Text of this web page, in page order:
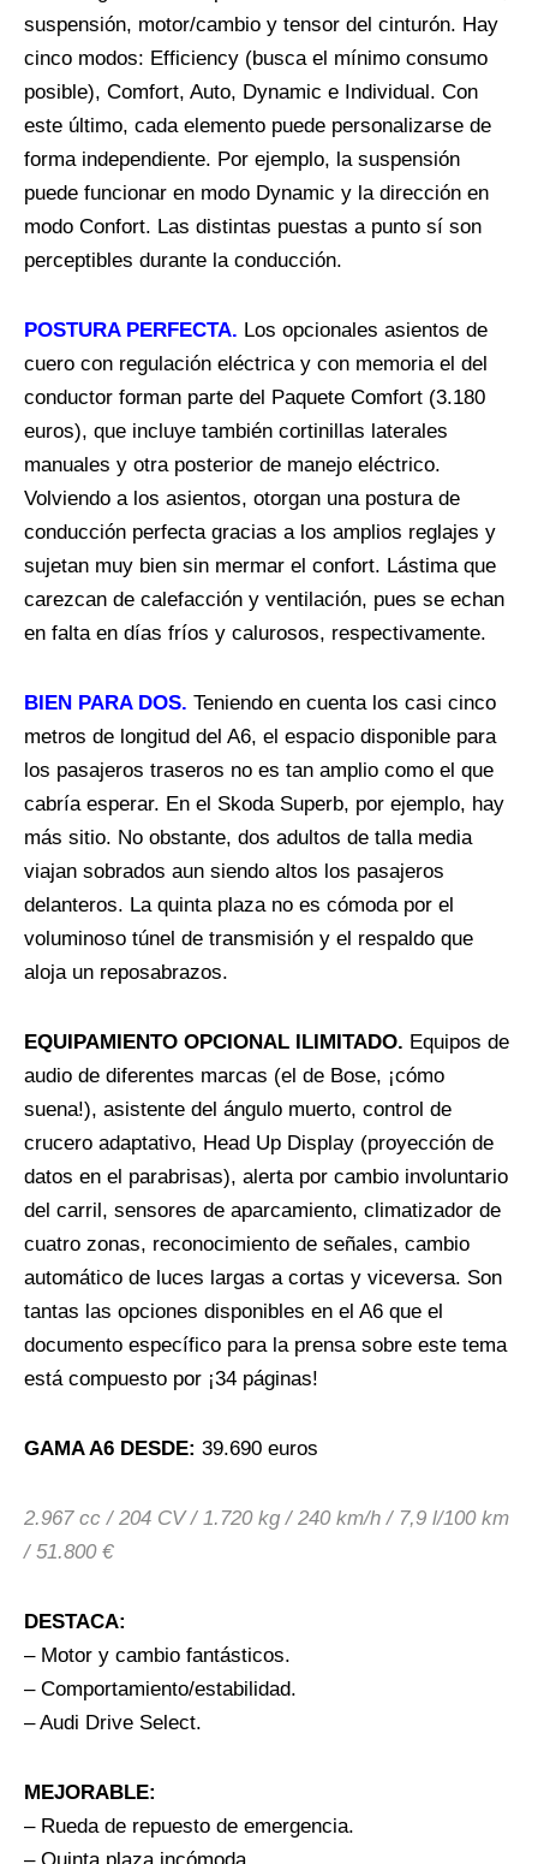
suspensión, motor/cambio y tensor del cinturón. Hay
cinco modos: Efficiency (busca el mínimo consumo
posible), Comfort, Auto, Dynamic e Individual. Con
este último, cada elemento puede personalizarse de
forma independiente. Por ejemplo, la suspensión
puede funcionar en modo Dynamic y la dirección en
modo Confort. Las distintas puestas a punto sí son
perceptibles durante la conducción.
POSTURA PERFECTA. Los opcionales asientos de
cuero con regulación eléctrica y con memoria el del
conductor forman parte del Paquete Comfort (3.180
euros), que incluye también cortinillas laterales
manuales y otra posterior de manejo eléctrico.
Volviendo a los asientos, otorgan una postura de
conducción perfecta gracias a los amplios reglajes y
sujetan muy bien sin mermar el confort. Lástima que
carezcan de calefacción y ventilación, pues se echan
en falta en días fríos y calurosos, respectivamente.
BIEN PARA DOS. Teniendo en cuenta los casi cinco
metros de longitud del A6, el espacio disponible para
los pasajeros traseros no es tan amplio como el que
cabría esperar. En el Skoda Superb, por ejemplo, hay
más sitio. No obstante, dos adultos de talla media
viajan sobrados aun siendo altos los pasajeros
delanteros. La quinta plaza no es cómoda por el
voluminoso túnel de transmisión y el respaldo que
aloja un reposabrazos.
EQUIPAMIENTO OPCIONAL ILIMITADO. Equipos de
audio de diferentes marcas (el de Bose, ¡cómo
suena!), asistente del ángulo muerto, control de
crucero adaptativo, Head Up Display (proyección de
datos en el parabrisas), alerta por cambio involuntario
del carril, sensores de aparcamiento, climatizador de
cuatro zonas, reconocimiento de señales, cambio
automático de luces largas a cortas y viceversa. Son
tantas las opciones disponibles en el A6 que el
documento específico para la prensa sobre este tema
está compuesto por ¡34 páginas!
GAMA A6 DESDE: 39.690 euros
2.967 cc / 204 CV / 1.720 kg / 240 km/h / 7,9 l/100 km
/ 51.800 €
DESTACA:
– Motor y cambio fantásticos.
– Comportamiento/estabilidad.
– Audi Drive Select.
MEJORABLE:
– Rueda de repuesto de emergencia.